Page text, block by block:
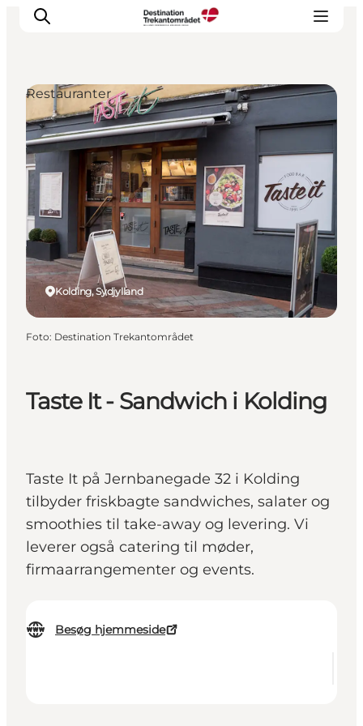
LEGOLAND® Billund Resort
Byer
Det sker
Overnatning
Planlæg din rejse
Taste It - Sandwich i Kolding
Taste It på Jernbanegade 32 i Kolding
tilbyder friskbagte sandwiches, salater og
smoothies til take-away og levering. Vi
leverer også catering til møder,
firmaarrangementer og events.
Besøg hjemmeside
Kolding, Sydjylland
Restauranter
Foto: Destination Trekantområdet